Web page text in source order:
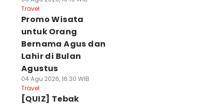
Travel
Promo Wisata
untuk Orang
Bernama Agus dan
Lahir di Bulan
Agustus
04 Agu 2026, 16:30 WIB
Travel
[QUIZ] Tebak